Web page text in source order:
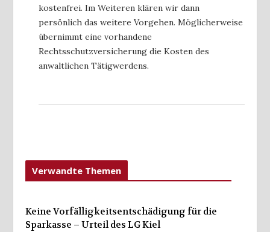
kostenfrei. Im Weiteren klären wir dann
persönlich das weitere Vorgehen. Möglicherweise
übernimmt eine vorhandene
Rechtsschutzversicherung die Kosten des
anwaltlichen Tätigwerdens.
Verwandte Themen
Keine Vorfälligkeitsentschädigung für die
Sparkasse – Urteil des LG Kiel